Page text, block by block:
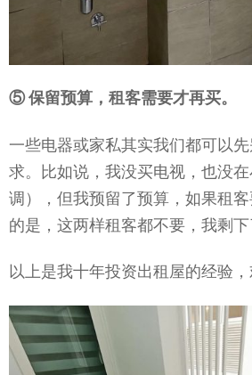
⑤ 保留预算，租客需要才再买。
一些电器或家私其实我们都可以
求。比如说，我没买电视，也没
调），但我预留了预算，如果租
的是，这两样租客都不要，我剩下
以上是我十年投资出租屋的经验，